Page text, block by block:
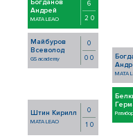
Богданов
Андрей
MATA LEAO
6
2 0
Майбуров
Всеволод
GS academy
0
0 0
Штин Кирилл
MATA LEAO
0
1 0
MATA
Ратибор